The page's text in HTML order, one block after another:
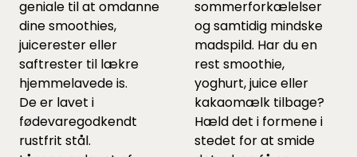
geniale til at omdanne
dine smoothies,
juicerester eller
saftrester til lækre
hjemmelavede is.
De er lavet i
fødevaregodkendt
rustfrit stål.
sommerforkælelser
og samtidig mindske
madspild. Har du en
rest smoothie,
yoghurt, juice eller
kakaomælk tilbage?
Hæld det i formene i
stedet for at smide